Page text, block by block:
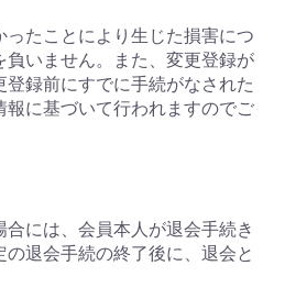
ったことにより生じた損害につ
負いません。また、変更登録が
録前にすでに手続がなされた
に基づいて行われますのでご
には、会員本人が退会手続き
退会手続の終了後に、退会と